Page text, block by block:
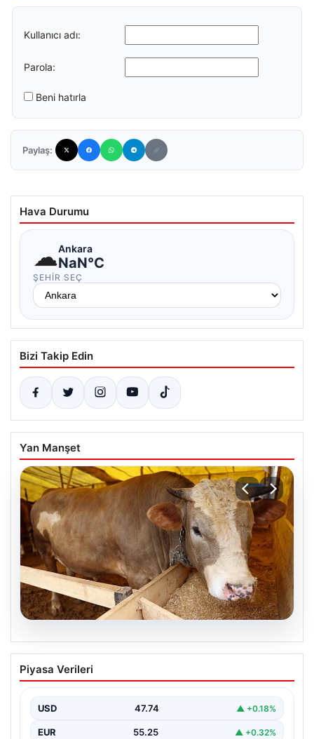
Kullanıcı adı:
Parola:
Beni hatırla
Paylaş:
Hava Durumu
☁Ankara
NaN°C
ŞEHIR SEÇ
Bizi Takip Edin
Yan Manşet
07.08.2026
Kurbanlık fiyatları il il sorgulama ekranı
2026: Büyükbaş ve küçükbaş canlı kilo
ve tüm illerin kurbanlık fiyatları
Piyasa Verileri
USD 47.74 ▲ +0.18%
EUR 55.25 ▲ +0.32%